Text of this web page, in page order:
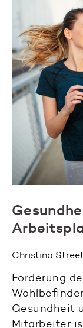
Christina
Förderung
Gesundheit
Mitarbeiter